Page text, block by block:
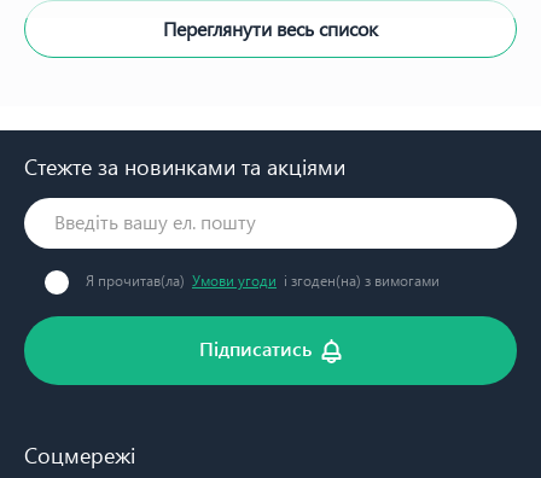
Переглянути весь список
Стежте за новинками та акціями
Я прочитав(ла) Умови угоди і згоден(на) з вимогами
Підписатись
Соцмережі